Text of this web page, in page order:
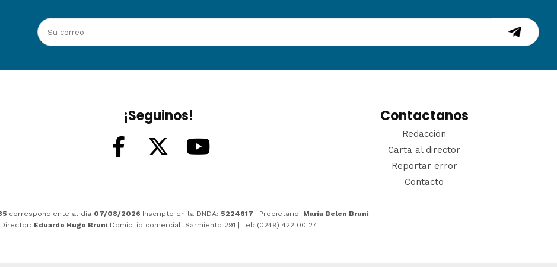
¡Seguinos! Contactanos
Redacción
Carta al director
Reportar error
Contacto
correspondiente al día 07/08/2026 Inscripto en la DNDA: 5224617 | Propietario: María Belen Bruni
Director: Eduardo Hugo Bruni Domicilio comercial: Sarmiento 291 | Tel: (0249) 422 00 27